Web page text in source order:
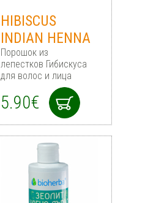
HIBISCUS
INDIAN HENNA
Порошок из
лепестков Гибискуса
для волос и лица
5.90€